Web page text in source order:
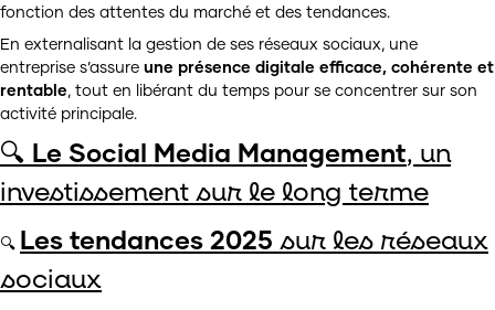
fonction des attentes du marché et des tendances.
En externalisant la gestion de ses réseaux sociaux, une
entreprise s’assure une présence digitale efficace, cohérente et
rentable, tout en libérant du temps pour se concentrer sur son
activité principale.
🔍 Le Social Media Management, un
investissement sur le long terme
🔍 Les tendances 2025 sur les réseaux
sociaux